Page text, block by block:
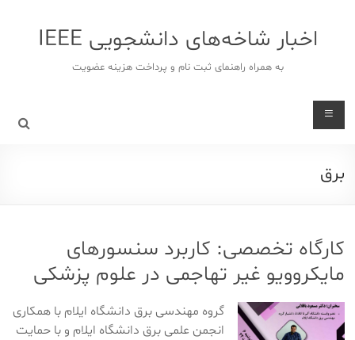
اخبار شاخه‌های دانشجویی IEEE
به همراه راهنمای ثبت نام و پرداخت هزینه عضویت
برق
کارگاه تخصصی: کاربرد سنسورهای
مایکروویو غیر تهاجمی در علوم پزشکی
گروه مهندسی برق دانشگاه ایلام با همکاری
انجمن علمی برق دانشگاه ایلام و با حمایت